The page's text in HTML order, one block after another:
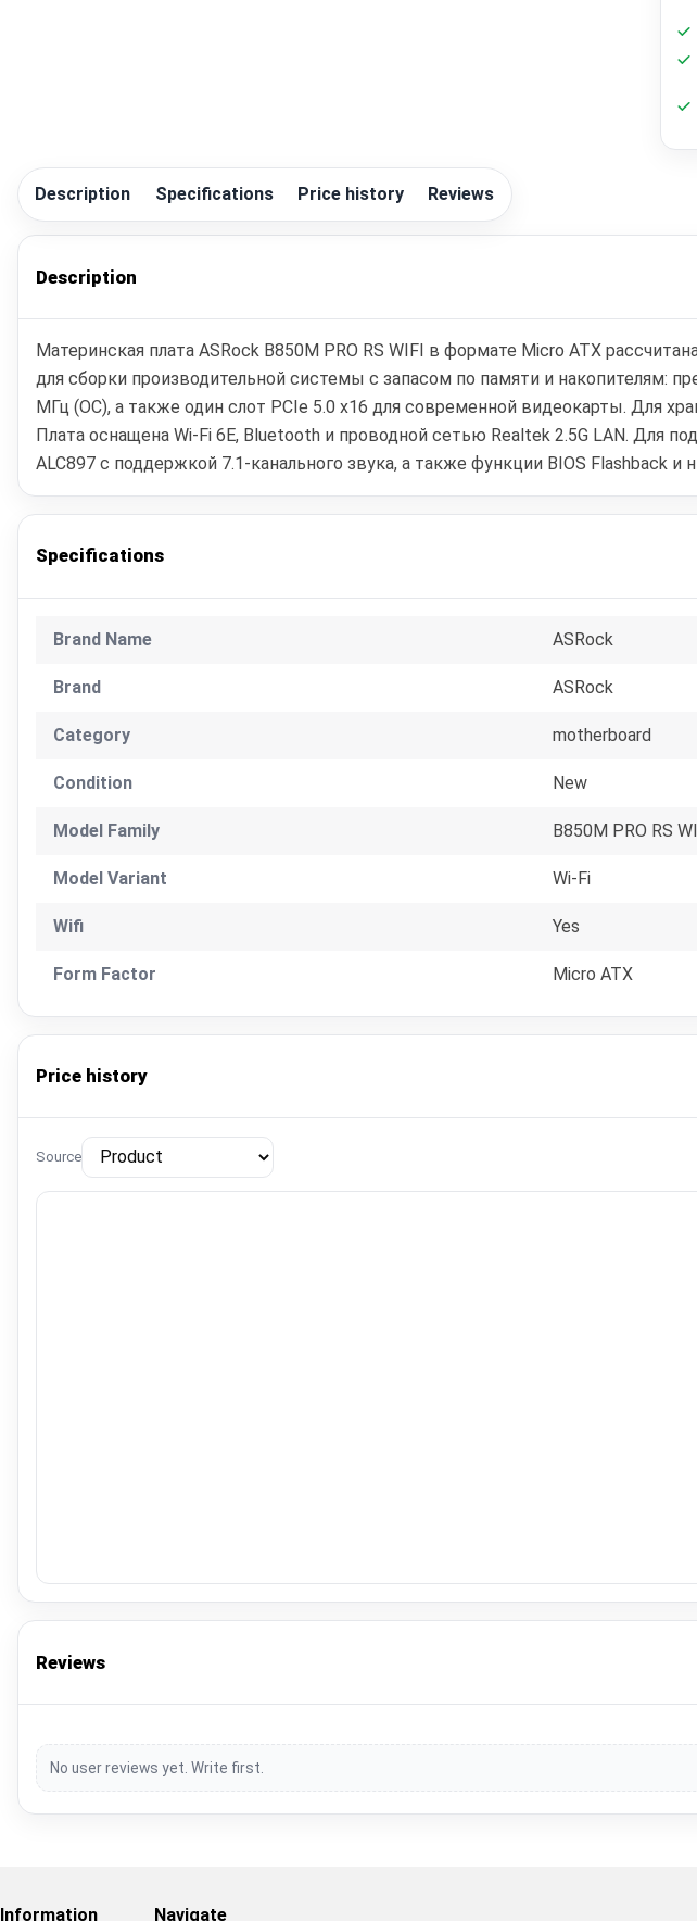
Description Specifications Price history Reviews
Description
Материнская плата ASRock B850M PRO RS WIFI в формате Micro ATX
для сборки производительной системы с запасом по памяти и накопителям:
МГц (OC), а также один слот PCIe 5.0 x16 для современной видеокарты. Для
Плата оснащена Wi‑Fi 6E, Bluetooth и проводной сетью Realtek 2.5G LAN. Для
ALC897 с поддержкой 7.1-канального звука, а также функции BIOS Flashback и
Specifications
Brand Name ASRock
Brand ASRock
Category motherboard
Condition New
Model Family B850M PRO RS
Model Variant Wi-Fi
Wifi Yes
Form Factor Micro ATX
Price history
Source
Reviews
No user reviews yet. Write first.
Information Navigate